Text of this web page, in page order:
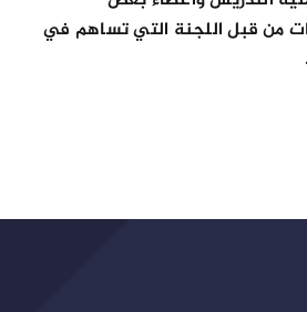
من قبل اللجنة التي تساهم في